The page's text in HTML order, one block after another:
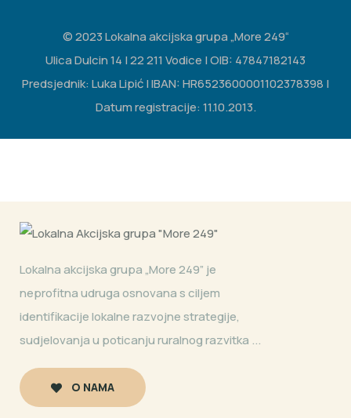
© 2023 Lokalna akcijska grupa „More 249“
Ulica Dulcin 14 | 22 211 Vodice | OIB: 47847182143
Predsjednik: Luka Lipić | IBAN: HR6523600001102378398 |
Datum registracije: 11.10.2013.
Lokalna akcijska grupa „More 249” je
neprofitna udruga osnovana s ciljem
identifikacije lokalne razvojne strategije,
sudjelovanja u poticanju ruralnog razvitka ...
O NAMA